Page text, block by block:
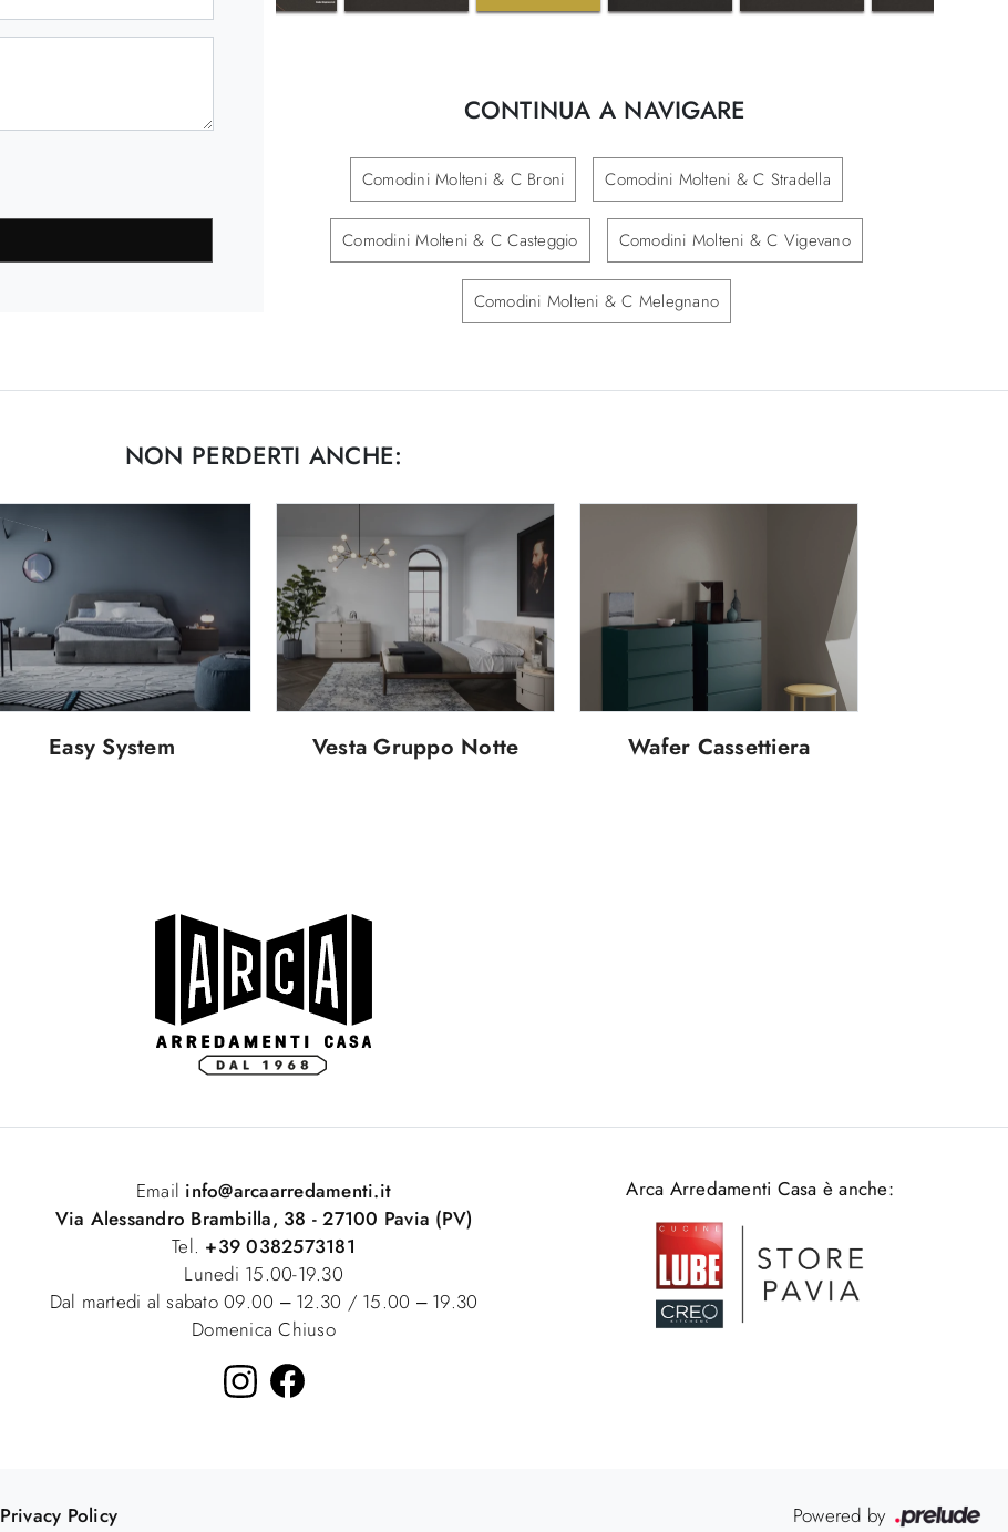
CONTINUA A NAVIGARE
Comodini Molteni & C Broni Comodini Molteni & C Stradella
Comodini Molteni & C Casteggio Comodini Molteni & C Vigevano
Comodini Molteni & C Melegnano
NON PERDERTI ANCHE:
Easy System Vesta Gruppo Notte Wafer Cassettiera
Email info@arcaarredamenti.it
Via Alessandro Brambilla, 38 - 27100 Pavia (PV)
Tel. +39 0382573181
Lunedi 15.00-19.30
Dal martedi al sabato 09.00 – 12.30 / 15.00 – 19.30
Domenica Chiuso
Arca Arredamenti Casa è anche:
Privacy Policy Powered by